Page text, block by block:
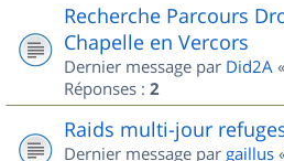
Recherche Parcours
Chapelle en Vercors
Dernier message par Did2A «
Réponses : 2
Raids multi-jour
Dernier message par gaillus